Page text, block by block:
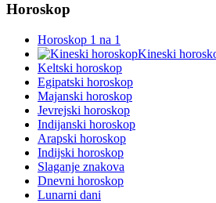
Horoskop
Horoskop 1 na 1
Kineski
Keltski horoskop
Egipatski horoskop
Majanski horoskop
Jevrejski horoskop
Indijanski horoskop
Arapski horoskop
Indijski horoskop
Slaganje znakova
Dnevni horoskop
Lunarni dani